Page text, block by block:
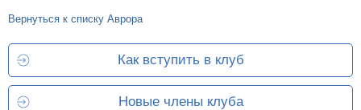
Вернуться к списку Аврора
Как вступить в клуб
Новые члены клуба